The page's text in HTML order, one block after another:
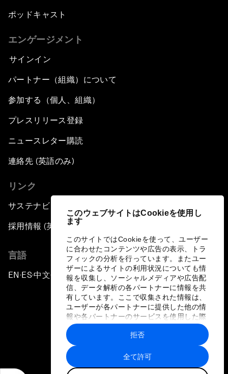
このウェブサイトはCookieを使用し
ます
このサイトではCookieを使って、ユーザー
に合わせたコンテンツや広告の表示、トラ
フィックの分析を行っています。またユー
ザーによるサイトの利用状況についても情
報を収集し、ソーシャルメディアや広告配
信、データ解析の各パートナーに情報を共
有しています。ここで収集された情報は、
ユーザーが各パートナーに提供した他の情
報や各パートナーのサービスを使用した際
に収集された情報と組み合わされ、各パー
トナーによって使用されることがありま
す。
全て許可
拒否
ポッドキャスト
エンゲージメント
サインイン
パートナー（組織）について
参加する（個人、組織）
プレスリリース登録
ニュースレター購読
連絡先 (英語のみ)
リンク
サステナビリティへの取り組み
採用情報 (英語のみ)
言語
EN ▪ ES▪中文▪ 日本語
プライバシーポリシーと利用規約
サイトマップ